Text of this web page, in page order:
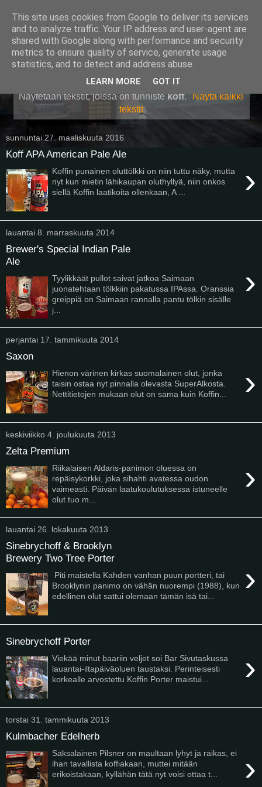
Pullollinen
Näytetään tekstit, joissa on tunniste koff.
Näytä kaikki
tekstit
sunnuntai 27. maaliskuuta 2016
Koff APA American Pale Ale
›
Koffin punainen oluttölkki on niin tuttu näky, mutta
nyt kun mietin lähikaupan oluthyllyä, niin onkos
siellä Koffin laatikoita ollenkaan, A ...
lauantai 8. marraskuuta 2014
Brewer's Special Indian Pale
Ale
›
Tyylikkäät pullot saivat jatkoa Saimaan
juonatehtaan tölkkiin pakatussa IPAssa. Oranssia
greippiä on Saimaan rannalla pantu tölkin sisälle
j...
perjantai 17. tammikuuta 2014
Saxon
›
Hienon värinen kirkas suomalainen olut, jonka
taisin ostaa nyt pinnalla olevasta SuperAlkosta.
Nettitietojen mukaan olut on sama kuin Koffin...
keskiviikko 4. joulukuuta 2013
Zelta Premium
›
Riikalaisen Aldaris-panimon oluessa on
repäisykorkki, joka sihahti avatessa oudon
vaimeasti. Päivän laatukoulutuksessa istuneelle
olut tuo m...
lauantai 26. lokakuuta 2013
Sinebrychoff & Brooklyn
Brewery Two Tree Porter
›
Piti maistella Kahden vanhan puun portteri, tai
Brooklynin panimo on vähän nuorempi (1988), kun
edellinen olut sattui olemaan tämän isä tai...
Sinebrychoff Porter
›
Viekää minut baariin veljet soi Bar Sivutaskussa
lauantai-iltapäiväoluen taustaksi. Perinteisesti
korkealle arvostettu Koffin Porter maistui...
torstai 31. tammikuuta 2013
Kulmbacher Edelherb
›
Saksalainen Pilsner on maultaan lyhyt ja raikas, ei
ihan tavallista koffiakaan, muttei mitään
erikoistakaan, kyllähän tätä nyt voisi ottaa t...
This site uses cookies from Google to deliver its services
and to analyze traffic. Your IP address and user-agent are
shared with Google along with performance and security
metrics to ensure quality of service, generate usage
statistics, and to detect and address abuse.
LEARN MORE GOT IT